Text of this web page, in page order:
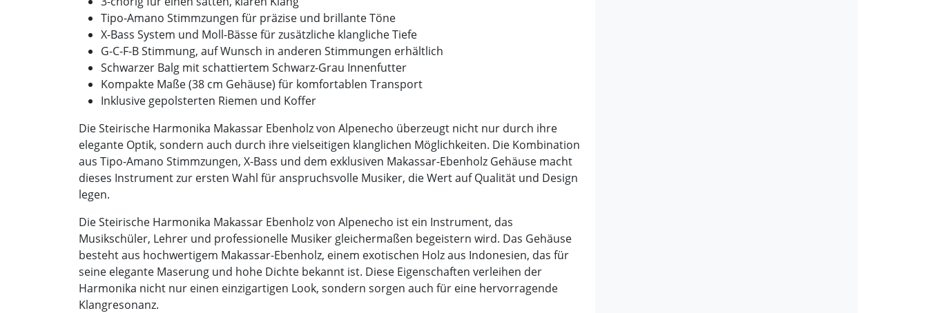
Tipo-Amano Stimmzungen für präzise und brillante Töne
X-Bass System und Moll-Bässe für zusätzliche klangliche Tiefe
G-C-F-B Stimmung, auf Wunsch in anderen Stimmungen erhältlich
Schwarzer Balg mit schattiertem Schwarz-Grau Innenfutter
Kompakte Maße (38 cm Gehäuse) für komfortablen Transport
Inklusive gepolsterten Riemen und Koffer
Die Steirische Harmonika Makassar Ebenholz von Alpenecho überzeugt nicht nur durch ihre
elegante Optik, sondern auch durch ihre vielseitigen klanglichen Möglichkeiten. Die Kombination
aus Tipo-Amano Stimmzungen, X-Bass und dem exklusiven Makassar-Ebenholz Gehäuse macht
dieses Instrument zur ersten Wahl für anspruchsvolle Musiker, die Wert auf Qualität und Design
legen.
Die Steirische Harmonika Makassar Ebenholz von Alpenecho ist ein Instrument, das
Musikschüler, Lehrer und professionelle Musiker gleichermaßen begeistern wird. Das Gehäuse
besteht aus hochwertigem Makassar-Ebenholz, einem exotischen Holz aus Indonesien, das für
seine elegante Maserung und hohe Dichte bekannt ist. Diese Eigenschaften verleihen der
Harmonika nicht nur einen einzigartigen Look, sondern sorgen auch für eine hervorragende
Klangresonanz.